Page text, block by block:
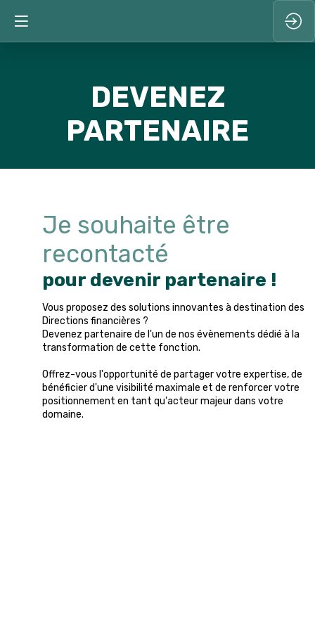
DEVENEZ
PARTENAIRE
Je souhaite être
recontacté
pour devenir partenaire !
Vous proposez des solutions innovantes à destination des
Directions financières ?
Devenez partenaire de l'un de nos évènements dédié à la
transformation de cette fonction.
Offrez-vous l'opportunité de partager votre expertise, de
bénéficier d'une visibilité maximale et de renforcer votre
positionnement en tant qu'acteur majeur dans votre
domaine.